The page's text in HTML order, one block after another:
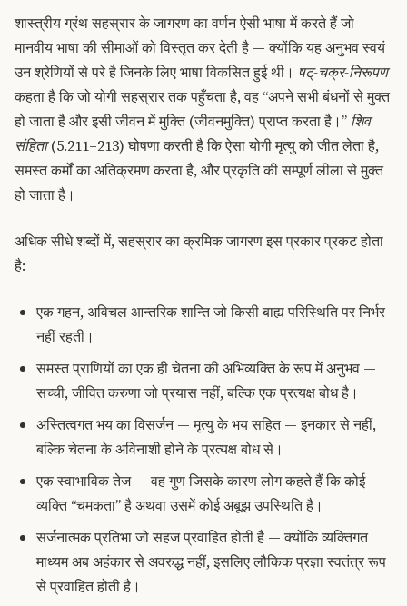
शास्त्रीय ग्रंथ सहस्रार के जागरण का वर्णन ऐसी भाषा में करते हैं जो
मानवीय भाषा की सीमाओं को विस्तृत कर देती है — क्योंकि यह अनुभव स्वयं
उन श्रेणियों से परे है जिनके लिए भाषा विकसित हुई थी। षट्-चक्र-निरूपण
कहता है कि जो योगी सहस्रार तक पहुँचता है, वह “अपने सभी बंधनों से मुक्त
हो जाता है और इसी जीवन में मुक्ति (जीवनमुक्ति) प्राप्त करता है।” शिव
संहिता(5.211–213) घोषणा करती है कि ऐसा योगी मृत्यु को जीत लेता है,
समस्त कर्मों का अतिक्रमण करता है, और प्रकृति की सम्पूर्ण लीला से मुक्त
हो जाता है।
अधिक सीधे शब्दों में, सहस्रार का क्रमिक जागरण इस प्रकार प्रकट होता
है:
एक गहन, अविचल आन्तरिक शान्ति जो किसी बाह्य परिस्थिति पर निर्भर
नहीं रहती।
समस्त प्राणियों का एक ही चेतना की अभिव्यक्ति के रूप में अनुभव —
सच्ची, जीवित करुणा जो प्रयास नहीं, बल्कि एक प्रत्यक्ष बोध है।
अस्तित्वगत भय का विसर्जन — मृत्यु के भय सहित — इनकार से नहीं,
बल्कि चेतना के अविनाशी होने के प्रत्यक्ष बोध से।
एक स्वाभाविक तेज — वह गुण जिसके कारण लोग कहते हैं कि कोई
व्यक्ति “चमकता” है अथवा उसमें कोई अबूझ उपस्थिति है।
सर्जनात्मक प्रतिभा जो सहज प्रवाहित होती है — क्योंकि व्यक्तिगत
माध्यम अब अहंकार से अवरुद्ध नहीं, इसलिए लौकिक प्रज्ञा स्वतंत्र रूप
से प्रवाहित होती है।